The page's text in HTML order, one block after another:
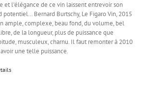
et l’élégance de ce vin laissent entrevoir son
potentiel… Bernard Burtschy, Le Figaro Vin, 2015
ample, complexe, beau fond, du volume, bel
de la longueur, plus de puissance que
musculeux, charnu. Il faut remonter à 2010
une telle puissance.